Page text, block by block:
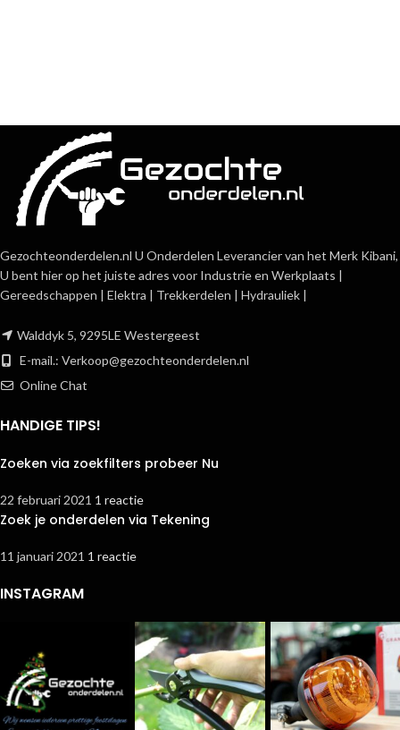
Gezochteonderdelen.nl U Onderdelen Leverancier van het Merk Kibani,
U bent hier op het juiste adres voor Industrie en Werkplaats |
Gereedschappen | Elektra | Trekkerdelen | Hydrauliek |
Walddyk 5, 9295LE Westergeest
E-mail.: Verkoop@gezochteonderdelen.nl
Online Chat
HANDIGE TIPS!
Zoeken via zoekfilters probeer Nu
22 februari 2021 1 reactie
Zoek je onderdelen via Tekening
11 januari 2021 1 reactie
INSTAGRAM